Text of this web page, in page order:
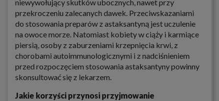
niewywołujący skutków ubocznych, nawet przy
przekroczeniu zalecanych dawek. Przeciwskazaniami
do stosowania preparów z astaksantyną jest uczulenie
na owoce morze. Natomiast kobiety w ciąży i karmiące
piersią, osoby z zaburzeniami krzepnięcia krwi, z
chorobami autoimmunologicznymi i z nadciśnieniem
przed rozpoczęciem stosowania astaksantyny powinny
skonsultować się z lekarzem.
Jakie korzyści przynosi przyjmowanie